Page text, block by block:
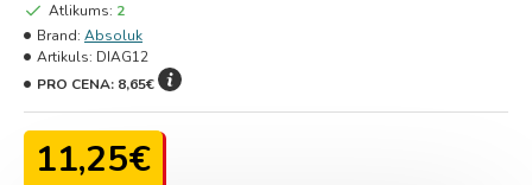
11,25€
Atlikums: 2
Brand: Absoluk
Artikuls: DIAG12
PRO CENA: 8,65€